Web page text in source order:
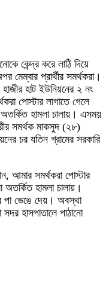
কেন্দ্র করে লাঠি দিয়ে
মেম্বার প্রার্থীর সমর্থকরা।
হাট ইউনিয়নের ২ নং
পোস্টার লাগাতে গেলে
হামলা চালায়। এসময়
সমর্থক মাকসুদ (২৮)
চর যতিন গ্রামের সরকারি
আমার সমর্থকরা পোস্টার
অতর্কিত হামলা চালায়।
পা ভেঙে দেয়। অবস্থা
হাসপাতালে পাঠানো